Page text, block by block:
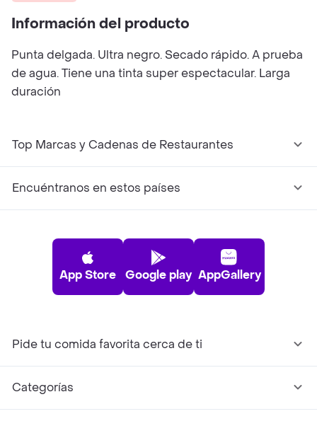
Información del producto
Punta delgada. Ultra negro. Secado rápido. A prueba
de agua. Tiene una tinta super espectacular. Larga
duración
Top Marcas y Cadenas de Restaurantes
Encuéntranos en estos países
App Store Google play AppGallery
Pide tu comida favorita cerca de ti
Categorías